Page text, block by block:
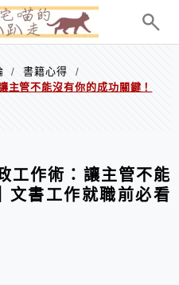
/ 書籍心得
/
主管不能沒有你的成功關鍵！
工作術：讓主管不能
文書工作就職前必看